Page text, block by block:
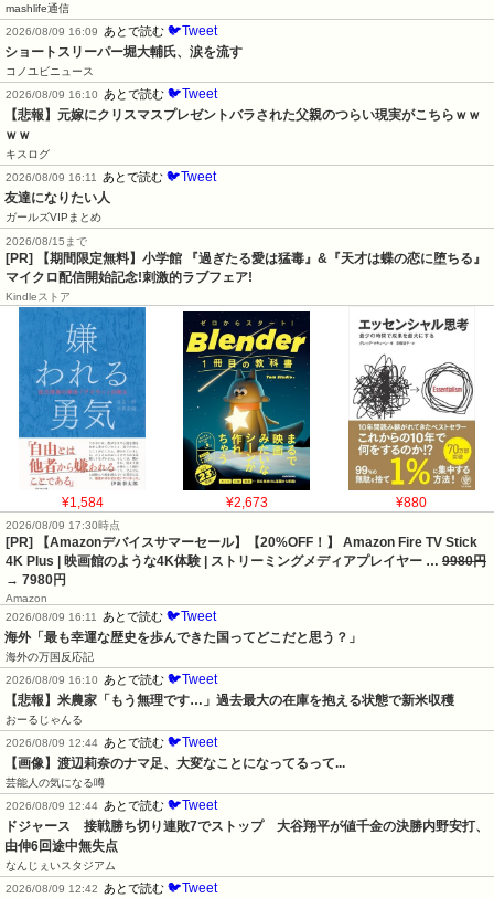
mashlife通信
2026/08/09 16:09
あとで読む 🐦Tweet
ショートスリーパー堀大輔氏、涙を流す
コノユビニュース
2026/08/09 16:10
あとで読む 🐦Tweet
【悲報】元嫁にクリスマスプレゼントバラされた父親のつらい現実がこちらｗｗ
ｗｗ
キスログ
2026/08/09 16:11
あとで読む 🐦Tweet
友達になりたい人
ガールズVIPまとめ
2026/08/15まで
[PR] 【期間限定無料】小学館 『過ぎたる愛は猛毒』&『天才は蝶の恋に堕ちる』
マイクロ配信開始記念!刺激的ラブフェア!
Kindleストア
¥1,584 ¥2,673 ¥880
2026/08/09 17:30時点
[PR] 【Amazonデバイスサマーセール】【20%OFF！】 Amazon Fire TV Stick
4K Plus | 映画館のような4K体験 | ストリーミングメディアプレイヤー … 9980円
→ 7980円
Amazon
2026/08/09 16:11
あとで読む 🐦Tweet
海外「最も幸運な歴史を歩んできた国ってどこだと思う？」
海外の万国反応記
2026/08/09 16:10
あとで読む 🐦Tweet
【悲報】米農家「もう無理です…」過去最大の在庫を抱える状態で新米収穫
おーるじゃんる
2026/08/09 12:44 あとで読む 🐦Tweet
【画像】渡辺莉奈のナマ足、大変なことになってるって...
芸能人の気になる噂
2026/08/09 12:44 あとで読む 🐦Tweet
ドジャース　接戦勝ち切り連敗7でストップ　大谷翔平が値千金の決勝内野安打、
由伸6回途中無失点
なんじぇいスタジアム
2026/08/09 12:42
あとで読む 🐦Tweet